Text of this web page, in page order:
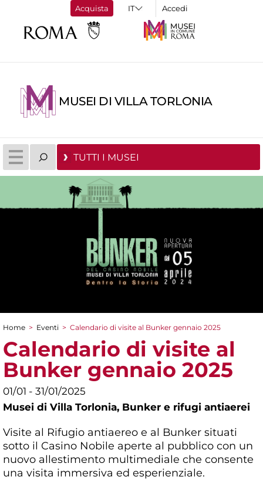
Acquista Accedi
MUSEI DI VILLA TORLONIA
TUTTI I MUSEI
Tu sei qui
Home > Eventi > Calendario di visite al Bunker gennaio 2025
Calendario di visite al
Bunker gennaio 2025
01/01 - 31/01/2025
Musei di Villa Torlonia, Bunker e rifugi antiaerei
Visite al Rifugio antiaereo e al Bunker situati
sotto il Casino Nobile aperte al pubblico con un
nuovo allestimento multimediale che consente
una visita immersiva ed esperienziale.